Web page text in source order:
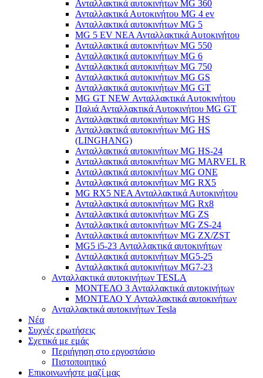
Ανταλλακτικά αυτοκινήτων MG 360
Ανταλλακτικά Αυτοκινήτου MG 4 ev
Ανταλλακτικά αυτοκινήτων MG 5
MG 5 EV ΝΕΑ Ανταλλακτικά Αυτοκινήτου
Ανταλλακτικά αυτοκινήτων MG 550
Ανταλλακτικά αυτοκινήτων MG 6
Ανταλλακτικά αυτοκινήτων MG 750
Ανταλλακτικά αυτοκινήτων MG GS
Ανταλλακτικά αυτοκινήτων MG GT
MG GT NEW Ανταλλακτικά Αυτοκινήτου
Παλιά Ανταλλακτικά Αυτοκινήτου MG GT
Ανταλλακτικά αυτοκινήτων MG HS
Ανταλλακτικά αυτοκινήτων MG HS
(LINGHANG)
Ανταλλακτικά αυτοκινήτων MG HS-24
Ανταλλακτικά αυτοκινήτων MG MARVEL R
Ανταλλακτικά αυτοκινήτων MG ONE
Ανταλλακτικά αυτοκινήτων MG RX5
MG RX5 ΝΕΑ Ανταλλακτικά Αυτοκινήτου
Ανταλλακτικά αυτοκινήτων MG Rx8
Ανταλλακτικά αυτοκινήτων MG ZS
Ανταλλακτικά αυτοκινήτων MG ZS-24
Ανταλλακτικά αυτοκινήτων MG ZX/ZST
MG5 i5-23 Ανταλλακτικά αυτοκινήτων
Ανταλλακτικά αυτοκινήτων MG5-25
Ανταλλακτικά αυτοκινήτων MG7-23
Ανταλλακτικά αυτοκινήτων TESLA
ΜΟΝΤΕΛΟ 3 Ανταλλακτικά αυτοκινήτων
ΜΟΝΤΕΛΟ Y Ανταλλακτικά αυτοκινήτων
Ανταλλακτικά αυτοκινήτων Tesla
Νέα
Συχνές ερωτήσεις
Σχετικά με εμάς
Περιήγηση στο εργοστάσιο
Πιστοποιητικό
Επικοινωνήστε μαζί μας